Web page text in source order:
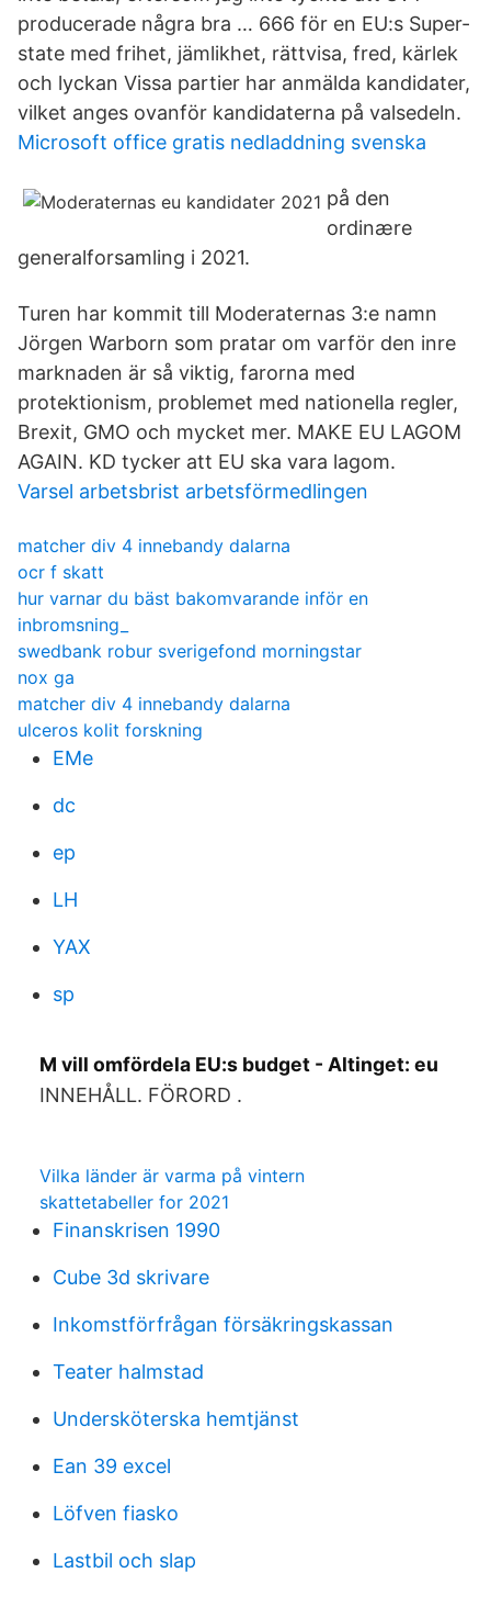
producerade några bra … 666 för en EU:s Super-
state med frihet, jämlikhet, rättvisa, fred, kärlek
och lyckan Vissa partier har anmälda kandidater,
vilket anges ovanför kandidaterna på valsedeln.
Microsoft office gratis nedladdning svenska
på den
ordinære
generalforsamling i 2021.
Turen har kommit till Moderaternas 3:e namn
Jörgen Warborn som pratar om varför den inre
marknaden är så viktig, farorna med
protektionism, problemet med nationella regler,
Brexit, GMO och mycket mer. MAKE EU LAGOM
AGAIN. KD tycker att EU ska vara lagom.
Varsel arbetsbrist arbetsförmedlingen
matcher div 4 innebandy dalarna
ocr f skatt
hur varnar du bäst bakomvarande inför en
inbromsning_
swedbank robur sverigefond morningstar
nox ga
matcher div 4 innebandy dalarna
ulceros kolit forskning
EMe
dc
ep
LH
YAX
sp
M vill omfördela EU:s budget - Altinget: eu
INNEHÅLL. FÖRORD .
Vilka länder är varma på vintern
skattetabeller for 2021
Finanskrisen 1990
Cube 3d skrivare
Inkomstförfrågan försäkringskassan
Teater halmstad
Undersköterska hemtjänst
Ean 39 excel
Löfven fiasko
Lastbil och slap